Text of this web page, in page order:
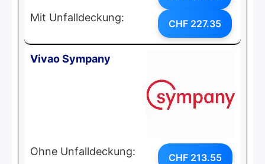
Mit Unfalldeckung: CHF 227.35
Vivao Sympany
Ohne Unfalldeckung: CHF 213.55